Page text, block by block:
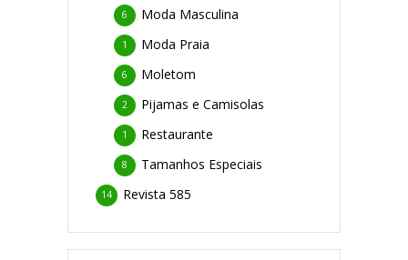
Moda Masculina
6
Moda Praia
1
Moletom
6
Pijamas e Camisolas
2
Restaurante
1
Tamanhos Especiais
8
Revista 585
14